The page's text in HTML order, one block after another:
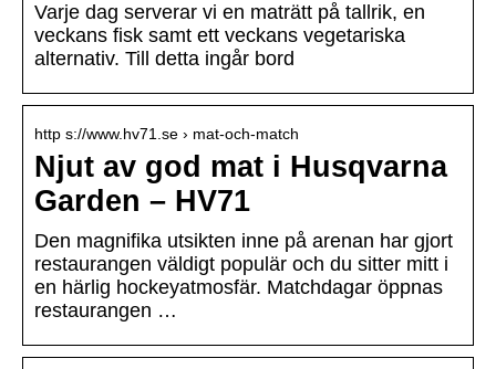
Varje dag serverar vi en maträtt på tallrik, en
veckans fisk samt ett veckans vegetariska
alternativ. Till detta ingår bord
http s://www.hv71.se › mat-och-match
Njut av god mat i Husqvarna
Garden – HV71
Den magnifika utsikten inne på arenan har gjort
restaurangen väldigt populär och du sitter mitt i
en härlig hockeyatmosfär. Matchdagar öppnas
restaurangen …